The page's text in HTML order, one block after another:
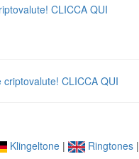
CLICCA QUI
CLICCA QUI
Klingeltone| Ringtones|